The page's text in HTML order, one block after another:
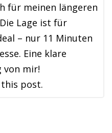
für meinen längeren
Lage ist für
– nur 11 Minuten
Eine klare
von mir!
post.